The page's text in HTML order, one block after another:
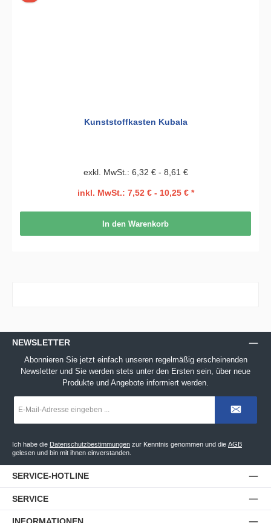
Kunststoffkasten Kubala
exkl. MwSt.: 6,32 € - 8,61 €
inkl. MwSt.: 7,52 € - 10,25 € *
In den Warenkorb
NEWSLETTER
Abonnieren Sie jetzt einfach unseren regelmäßig erscheinenden
Newsletter und Sie werden stets unter den Ersten sein, über neue
Produkte und Angebote informiert werden.
Mail-
*
Ich habe die Datenschutzbestimmungen zur Kenntnis genommen und die AGB
gelesen und bin mit ihnen einverstanden.
SERVICE-HOTLINE
SERVICE